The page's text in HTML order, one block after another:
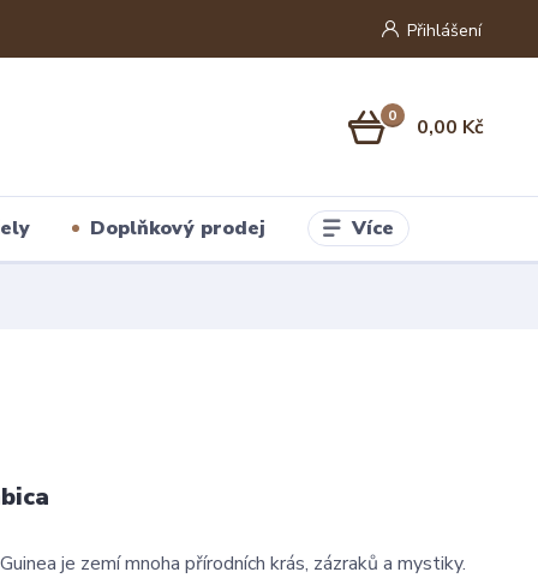
Přihlášení
0 0,00 Kč
Doplňkový prodej Více
je zemí mnoha přírodních krás, zázraků a mystiky.